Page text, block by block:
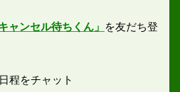
キャンセル待ちくん」 を友だち登
程をチャット